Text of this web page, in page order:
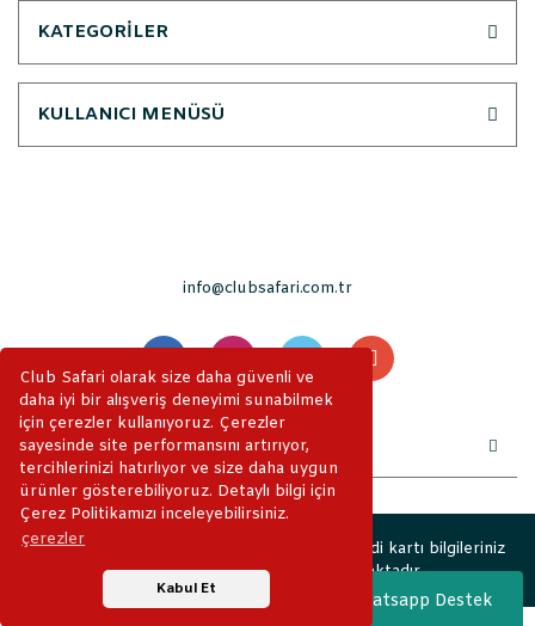
Club Safari olarak size daha güvenli ve
daha iyi bir alışveriş deneyimi sunabilmek
için çerezler kullanıyoruz. Çerezler
sayesinde site performansını artırıyor,
tercihlerinizi hatırlıyor ve size daha uygun
ürünler gösterebiliyoruz. Detaylı bilgi için
Çerez Politikamızı inceleyebilirsiniz.
çerezler
Kabul Et
Whatsapp Destek
KATEGORİLER
KULLANICI MENÜSÜ
info@clubsafari.com.tr
2019 © ClubSafari. Tüm Hakları Saklıdır. Kredi kartı bilgileriniz
256bit SSL sertifikası ile korunmaktadır.